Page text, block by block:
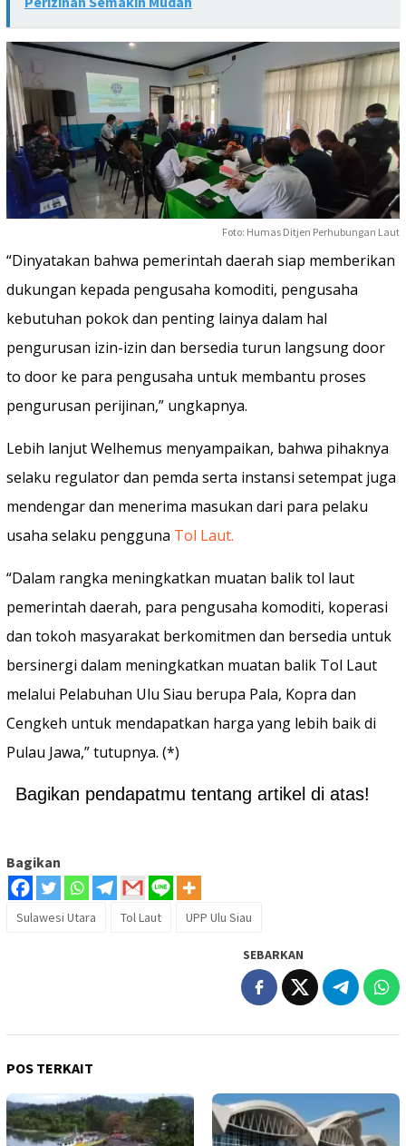
Foto: Humas Ditjen Perhubungan Laut
“Dinyatakan bahwa pemerintah daerah siap memberikan
dukungan kepada pengusaha komoditi, pengusaha
kebutuhan pokok dan penting lainya dalam hal
pengurusan izin-izin dan bersedia turun langsung door
to door ke para pengusaha untuk membantu proses
pengurusan perijinan,” ungkapnya.
Lebih lanjut Welhemus menyampaikan, bahwa pihaknya
selaku regulator dan pemda serta instansi setempat juga
mendengar dan menerima masukan dari para pelaku
usaha selaku pengguna Tol Laut.
“Dalam rangka meningkatkan muatan balik tol laut
pemerintah daerah, para pengusaha komoditi, koperasi
dan tokoh masyarakat berkomitmen dan bersedia untuk
bersinergi dalam meningkatkan muatan balik Tol Laut
melalui Pelabuhan Ulu Siau berupa Pala, Kopra dan
Cengkeh untuk mendapatkan harga yang lebih baik di
Pulau Jawa,” tutupnya. (*)
Bagikan pendapatmu tentang artikel di atas!
Bagikan
Sulawesi Utara Tol Laut UPP Ulu Siau
SEBARKAN
POS TERKAIT